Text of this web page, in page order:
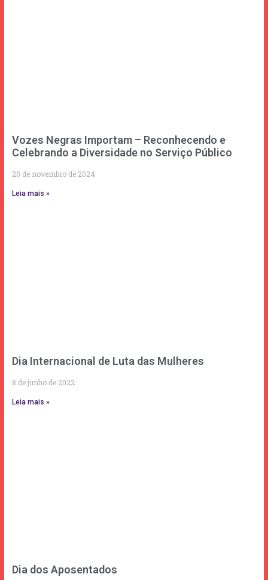
Vozes Negras Importam – Reconhecendo e
Celebrando a Diversidade no Serviço Público
20 de novembro de 2024
Leia mais »
Dia Internacional de Luta das Mulheres
8 de junho de 2022
Leia mais »
Dia dos Aposentados